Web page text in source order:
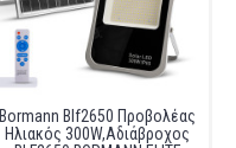
Bormann Blf2650 Προβολέας
Ηλιακός 300W,Αδιάβροχος